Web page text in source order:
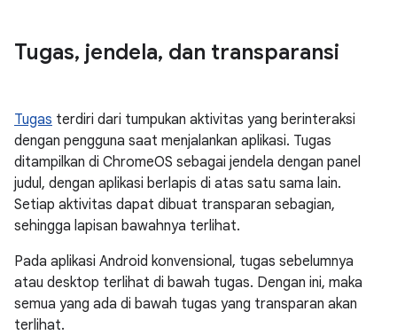
Tugas, jendela, dan transparansi
Tugas terdiri dari tumpukan aktivitas yang berinteraksi
dengan pengguna saat menjalankan aplikasi. Tugas
ditampilkan di ChromeOS sebagai jendela dengan panel
judul, dengan aplikasi berlapis di atas satu sama lain.
Setiap aktivitas dapat dibuat transparan sebagian,
sehingga lapisan bawahnya terlihat.
Pada aplikasi Android konvensional, tugas sebelumnya
atau desktop terlihat di bawah tugas. Dengan ini, maka
semua yang ada di bawah tugas yang transparan akan
terlihat.